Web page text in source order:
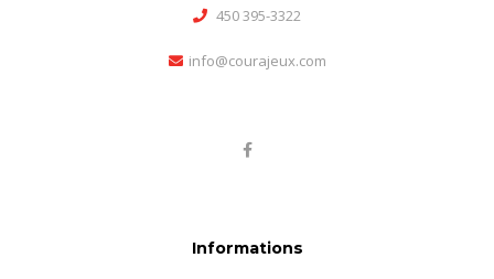
450 395-3322
info@courajeux.com
Informations